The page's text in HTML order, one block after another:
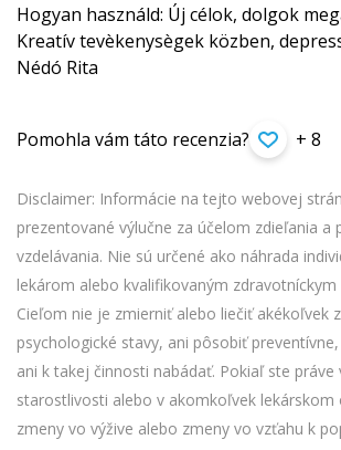
Hogyan használd: Új célok, dolgok
Kreatív tevèkenysègek közben,
Nédó Rita
Pomohla vám táto recenzia? + 8
Disclaimer: Informácie na tejto webovej
prezentované výlučne za účelom zdieľania a
vzdelávania. Nie sú určené ako náhrada
lekárom alebo kvalifikovaným
Cieľom nie je zmierniť alebo liečiť akékoľvek
psychologické stavy, ani pôsobiť
ani k takej činnosti nabádať. Pokiaľ ste práve
starostlivosti alebo v akomkoľvek lekárskom
zmeny vo výžive alebo zmeny vo vzťahu k